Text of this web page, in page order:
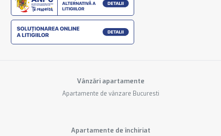
Vânzări apartamente
Apartamente de vânzare Bucuresti
Apartamente de închiriat